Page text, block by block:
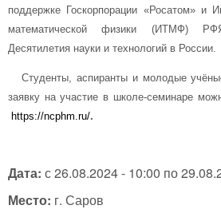
поддержке Госкорпорации «Росатом» и
математической физики (ИТМФ)
Десятилетия науки и технологий в России.
Студенты, аспиранты и молодые
заявку на участие в школе-семинаре
https://ncphm.ru/.
Дата: с26.08.2024 - 10:00 по
Место: г. Саров